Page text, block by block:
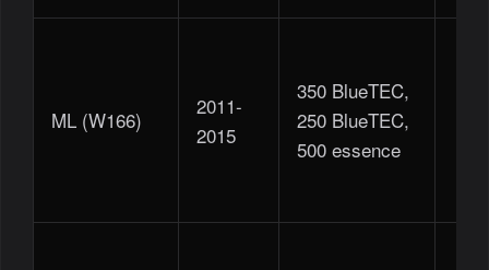
ML (W166)
2011-
2015
350 BlueTEC,
250 BlueTEC,
500 essence